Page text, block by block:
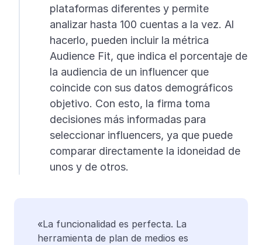
plataformas diferentes y permite
analizar hasta 100 cuentas a la vez. Al
hacerlo, pueden incluir la métrica
Audience Fit, que indica el porcentaje de
la audiencia de un influencer que
coincide con sus datos demográficos
objetivo. Con esto, la firma toma
decisiones más informadas para
seleccionar influencers, ya que puede
comparar directamente la idoneidad de
unos y de otros.
«La funcionalidad es perfecta. La
herramienta de plan de medios es